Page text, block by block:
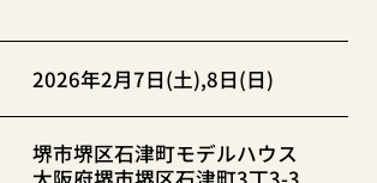
2026年2月7日(土),8日(日)
堺市堺区石津町モデルハウス